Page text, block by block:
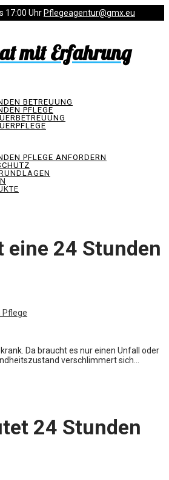
17:00 Uhr Pflegeagentur@gmx.eu
mit Erfahrung
BETREUUNG
PFLEGE
PFLEGE ANFORDERN
eine 24 Stunden
Pflege
Da braucht es nur einen Unfall oder
verschlimmert sich...
24 Stunden